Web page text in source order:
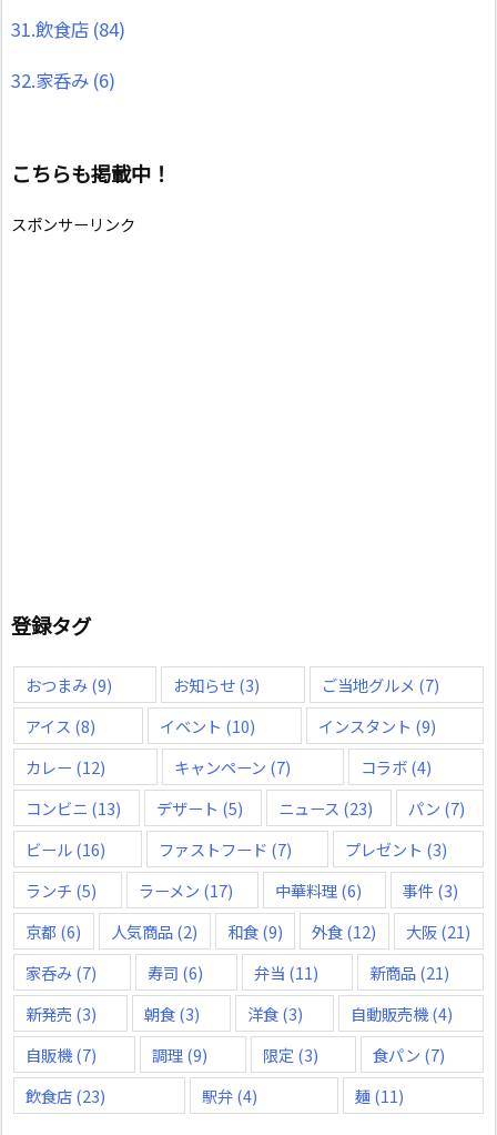
31.飲食店 (84)
32.家呑み (6)
こちらも掲載中！
スポンサーリンク
登録タグ
おつまみ(9) お知らせ(3) ご当地グルメ (7)
アイス (8) イベント (10) インスタント (9)
カレー (12) キャンペーン (7) コラボ(4)
コンビニ (13) デザート (5) ニュース (23) パン (7)
ビール(16) ファストフード (7) プレゼント (3)
ランチ (5) ラーメン (17) 中華料理(6) 事件 (3)
京都 (6) 人気商品(2) 和食(9) 外食(12) 大阪(21)
家呑み(7) 寿司 (6) 弁当 (11) 新商品(21)
新発売 (3) 朝食(3) 洋食(3) 自動販売機(4)
自販機(7) 調理(9) 限定 (3) 食パン (7)
飲食店(23) 駅弁(4) 麺(11)